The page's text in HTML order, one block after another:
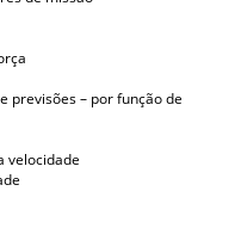
previsões – por função de
velocidade